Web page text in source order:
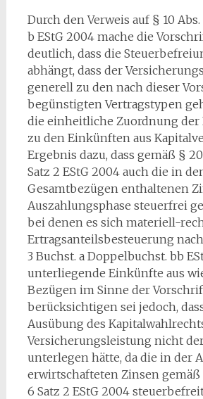
Durch den Verweis auf § 10 Abs.
b EStG 2004 mache die
deutlich, dass die
abhängt, dass der
generell zu den nach dieser
begünstigten Vertragstypen
die einheitliche Zuordnung der
zu den Einkünften aus
Ergebnis dazu, dass gemäß § 20
Satz 2 EStG 2004 auch die in
Gesamtbezügen enthaltenen
Auszahlungsphase steuerfrei
bei denen es sich materiell-
Ertragsanteilsbesteuerung nach
3 Buchst. a Doppelbuchst. bb
unterliegende Einkünfte aus
Bezügen im Sinne der
berücksichtigen sei jedoch,
Ausübung des
Versicherungsleistung nicht
unterlegen hätte, da die in der
erwirtschafteten Zinsen gemäß
6 Satz 2 EStG 2004